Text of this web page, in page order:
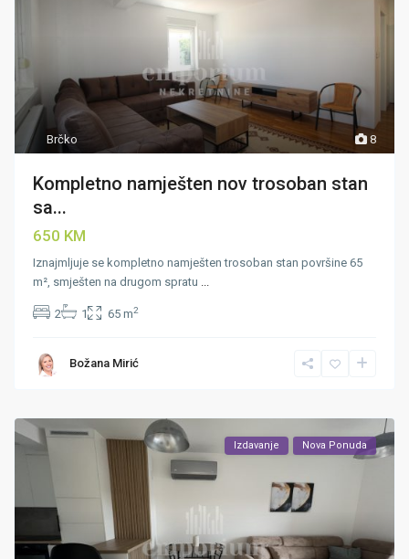
8
Brčko
Kompletno namješten nov trosoban stan
sa...
650 KM
Iznajmljuje se kompletno namješten trosoban stan površine 65
m², smješten na drugom spratu ...
2 1 65 m2
Božana Mirić
Izdavanje Nova Ponuda